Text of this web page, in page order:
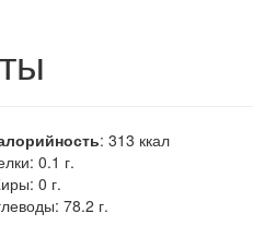
: 313 ккал
0.1 г.
0 г.
78.2 г.